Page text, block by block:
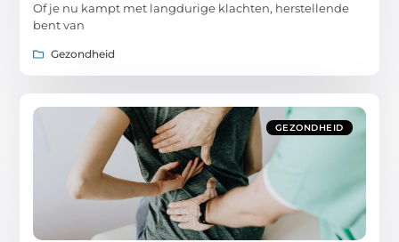
Of je nu kampt met langdurige klachten, herstellende
bent van
Gezondheid
GEZONDHEID